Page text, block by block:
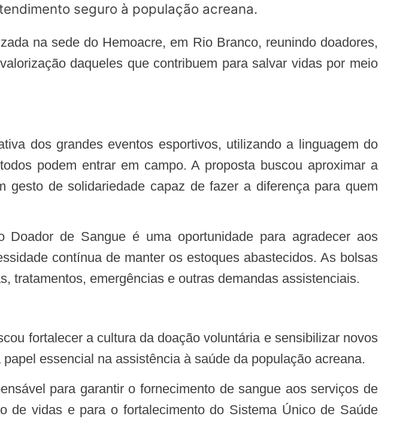
seguro à população acreana.
daqueles que contribuem para salvar vidas por meio
podem entrar em campo. A proposta buscou aproximar a
de solidariedade capaz de fazer a diferença para quem
contínua de manter os estoques abastecidos. As bolsas
tratamentos, emergências e outras demandas assistenciais.
essencial na assistência à saúde da população acreana.
de vidas e para o fortalecimento do Sistema Único de Saúde